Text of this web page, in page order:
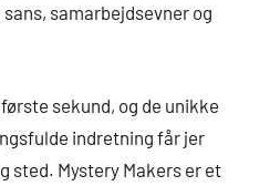
samarbejdsevner og
sekund, og de unikke
indretning får jer
sted. Mystery Makers er et